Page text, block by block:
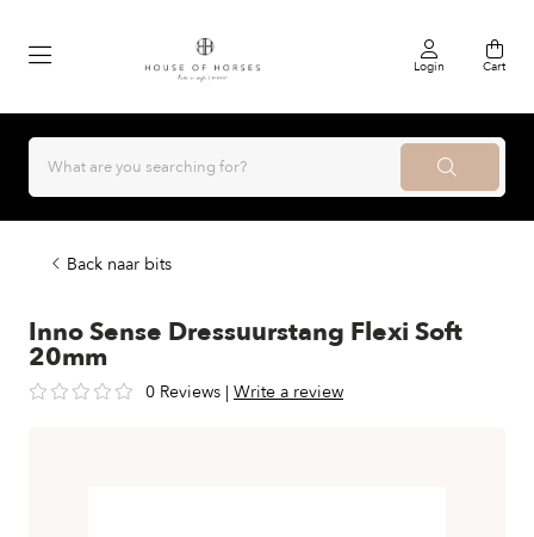
Login Cart
Back naar bits
Inno Sense Dressuurstang Flexi Soft
20mm
0 Reviews | Write a review